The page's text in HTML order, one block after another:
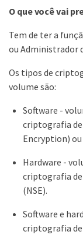
O que você vai
Tem de ter a
ou Administrador
Os tipos de
volume são:
Software -
criptografia de
Encryption)
Hardware -
criptografia
(NSE).
Software e
criptografia de